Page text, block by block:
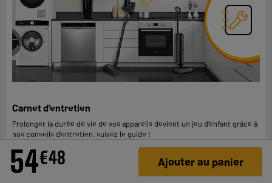
54€48 Ajouter au panier
Carnet d'entretien
Prolonger la durée de vie de vos appareils devient un jeu d’enfant grâce à
nos conseils d’entretien, suivez le guide !